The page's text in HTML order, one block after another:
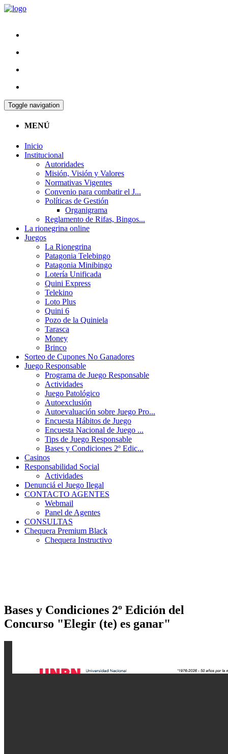
Toggle navigation
MENÚ
Inicio
Institucional
Autoridades
Misión, Visión y Valores
Normativas Vigentes
Convenio para combatir el J...
Políticas de Gestión
Organigrama
Reglamento de Rifas, Bingos...
La rionegrina online
Juegos
La Rionegrina
Patagonia Telebingo
Patagonia Minibingo
Lotería Unificada
Quini Express
Telekino
Loto Plus
Quini 6
Pozo de la Quiniela
Tarasca
Money
Brinco
Sorteo de Cupones No Ganadores
Juego Responsable
Programa de Juego Responsable
Actividades
Juego Patológico
Autoexclusión
Autoevaluación sobre Juego Pro...
Encuesta Hábitos de Juego
Encuesta Nacional de Juego ...
Tips de Juego Responsable
Bases y Condiciones 2º Edic...
Casinos
Responsabilidad Social
Actividades
Denunciá el Juego Ilegal
CONTACTO AGENTES
Webmail
Panel de Agentes
CONSULTAS
Chequera Premium Black
Chequera Instructivo
Bases y Condiciones 2º Edición del
Concurso "Elegir (te) es ganar"